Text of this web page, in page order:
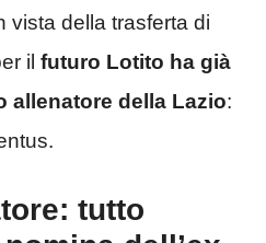
vista della trasferta di
il futuro Lotito ha già
allenatore della Lazio:
tutto